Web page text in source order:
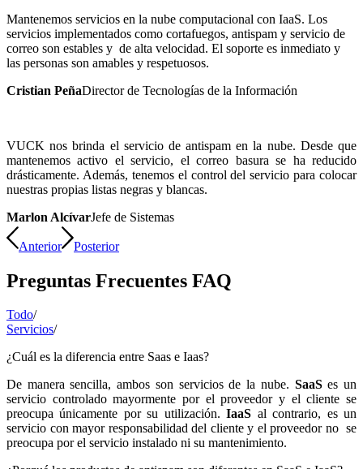
Mantenemos servicios en la nube computacional con IaaS. Los
servicios implementados como cortafuegos, antispam y servicio de
correo son estables y de alta velocidad. El soporte es inmediato y
las personas son amables y respetuosos.
Cristian PeñaDirector de Tecnologías de la Información
VUCK nos brinda el servicio de antispam en la nube. Desde que
mantenemos activo el servicio, el correo basura se ha reducido
drásticamente. Además, tenemos el control del servicio para colocar
nuestras propias listas negras y blancas.
Marlon AlcívarJefe de Sistemas
Anterior Posterior
Preguntas Frecuentes FAQ
Todo/
Servicios/
¿Cuál es la diferencia entre Saas e Iaas?
De manera sencilla, ambos son servicios de la nube. SaaSes un
servicio controlado mayormente por el proveedor y el cliente se
preocupa únicamente por su utilización.IaaS al contrario, es un
servicio con mayor responsabilidad del cliente y el proveedor no se
preocupa por el servicio instalado ni su mantenimiento.